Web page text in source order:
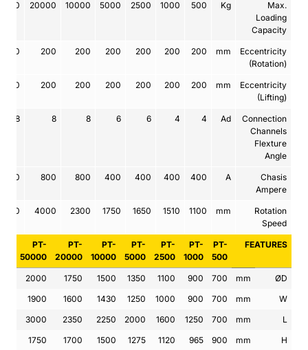
Max.
Loading
Capacity
Kg
500
1000
2500
5000
10000
20000
Eccentricity
(Rotation)
mm
200
200
200
200
200
200
200
Eccentricity
(Lifting)
mm
200
200
200
200
200
200
200
Connection
Channels
Flexture
Angle
Ad
4
4
6
6
8
8
8
Chasis
Ampere
A
400
400
400
400
800
800
800
Rotation
Speed
mm
1100
1510
1650
1750
2300
4000
4250
FEATURES
PT-
500
PT-
1000
PT-
2500
PT-
5000
PT-
10000
PT-
20000
PT-
50000
ØD
mm
700
900
1100
1350
1500
1750
2000
W
mm
700
900
1000
1250
1430
1600
1900
L
mm
700
1250
1600
2000
2250
2350
3000
H
mm
900
965
1120
1275
1500
1700
1750